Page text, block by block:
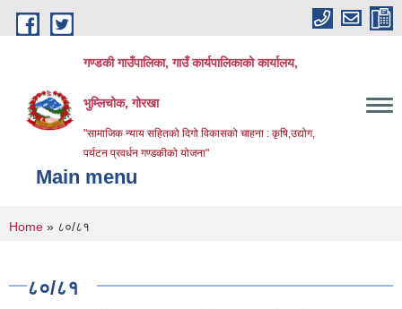
Skip to main content
गण्डकी गाउँपालिका, गाउँ कार्यपालिकाको कार्यालय,
भुम्लिचोक, गोरखा
"सामाजिक न्याय सहितको दिगो विकासको चाहना : कृषि,उद्योग,
पर्यटन प्रवर्धन गण्डकीको योजना"
Main menu
You are here
Home » ८०/८१
८०/८१